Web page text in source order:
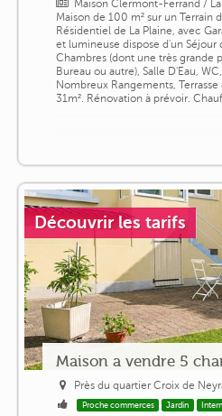
Maison Clermont-Ferrand /
Maison de 100 m² sur un Terrain
Résidentiel de La Plaine, avec
et lumineuse dispose d'un Séjour
Chambres (dont une très grande
Bureau ou autre), Salle D'Eau,
Nombreux Rangements, Terrasse
31m². Rénovation à prévoir.
Découvrir les tarifs
Maison a vendre 5
Près du quartier Croix de
Proche commerces Jardin